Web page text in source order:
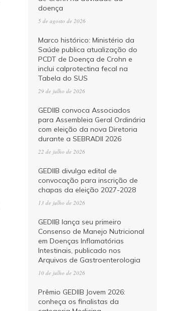
doença
5 de agosto de 2026
Marco histórico: Ministério da
Saúde publica atualização do
PCDT de Doença de Crohn e
inclui calprotectina fecal na
Tabela do SUS
29 de julho de 2026
GEDIIB convoca Associados
para Assembleia Geral Ordinária
com eleição da nova Diretoria
durante a SEBRADII 2026
22 de julho de 2026
GEDIIB divulga edital de
convocação para inscrição de
chapas da eleição 2027-2028
13 de julho de 2026
GEDIIB lança seu primeiro
Consenso de Manejo Nutricional
em Doenças Inflamatórias
Intestinais, publicado nos
Arquivos de Gastroenterologia
10 de julho de 2026
Prêmio GEDIIB Jovem 2026:
conheça os finalistas da